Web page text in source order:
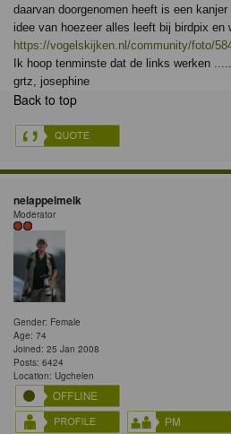
daarvan doorgenomen heeft is een
idee van hoezeer alles leeft bij birdpix en
https://vogelskijken.nl/community/foto/
Ik hoop tenminste dat de links werken .....
grtz, josephine
Back to top
nelappelmelk
Moderator
Gender: Female
Age: 74
Joined: 25 Jan 2008
Posts: 6424
Location: Ugchelen